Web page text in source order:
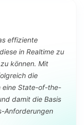
effiziente
in Realtime zu
können. Mit
die
eine State-of-the-
damit die Basis
Anforderungen